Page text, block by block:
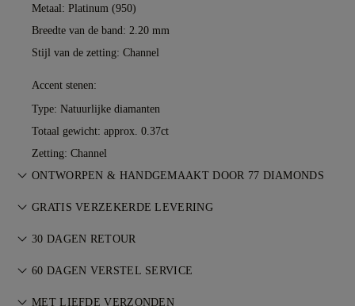
Metaal: Platinum (950)
Breedte van de band: 2.20 mm
Stijl van de zetting: Channel
Accent stenen:
Type: Natuurlijke diamanten
Totaal gewicht: approx. 0.37ct
Zetting: Channel
ONTWORPEN & HANDGEMAAKT DOOR 77 DIAMONDS
De kunst van juweliersvakmanschap, tot leven gebracht door
GRATIS VERZEKERDE LEVERING
Alle verzendkosten zijn gratis, ongeacht waar u woont. Wij
speciale bezorgservice van FedEx of DHL, rechtstreeks naar
30 DAGEN RETOUR
Ben je niet volledig tevreden, dan kun je je aankoop binnen
60 DAGEN VERSTEL SERVICE
Voor de perfecte pasvorm biedt 77 Diamonds gratis verstellen
MET LIEFDE VERZONDEN